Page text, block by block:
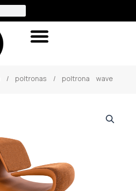
/ poltronas / poltrona wave